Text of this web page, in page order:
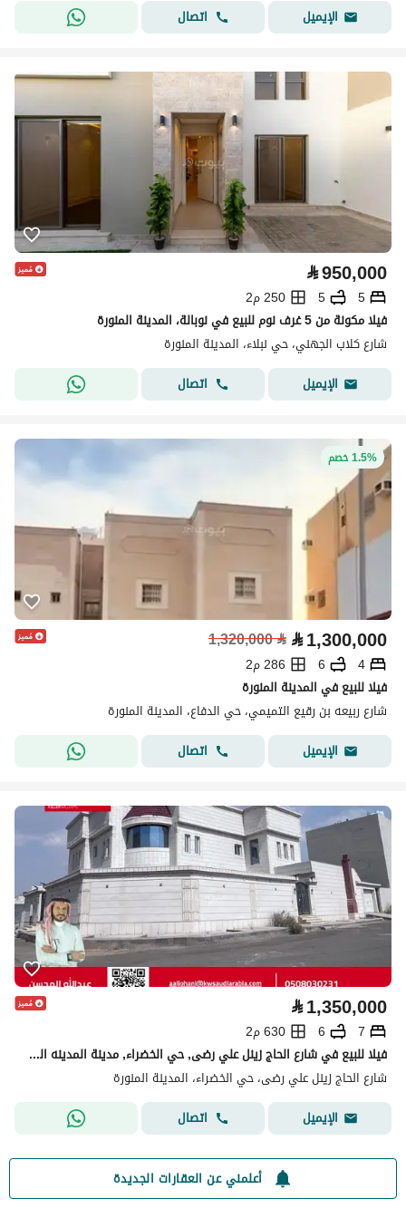
الإيميل اتصال
⃁950,000
5
5
250 م2
فيلا مكونة من 5 غرف نوم للبيع في نوبالة، المدينة المنورة
شارع كلاب الجهني، حي نبلاء، المدينة المنورة
الإيميل
اتصال
1.5% خصم
⃁1,300,000
⃁
1,320,000
4
6
286 م2
فيلا للبيع في المدينة المنورة
شارع ربيعه بن رقيع التميمي، حي الدفاع، المدينة المنورة
الإيميل
اتصال
⃁1,350,000
7
6
630 م2
فيلا للبيع في شارع الحاج زينل علي رضى, حي الخضراء, مدينة المدينه المنوره, منطقة المدينة المنورة
شارع الحاج زينل علي رضى، حي الخضراء، المدينة المنورة
الإيميل
اتصال
أعلمني عن العقارات الجديدة